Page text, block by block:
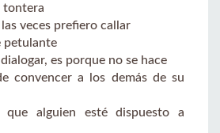
tontera
veces prefiero callar
petulante
es porque no se hace
convencer a los demás de su
alguien esté dispuesto a